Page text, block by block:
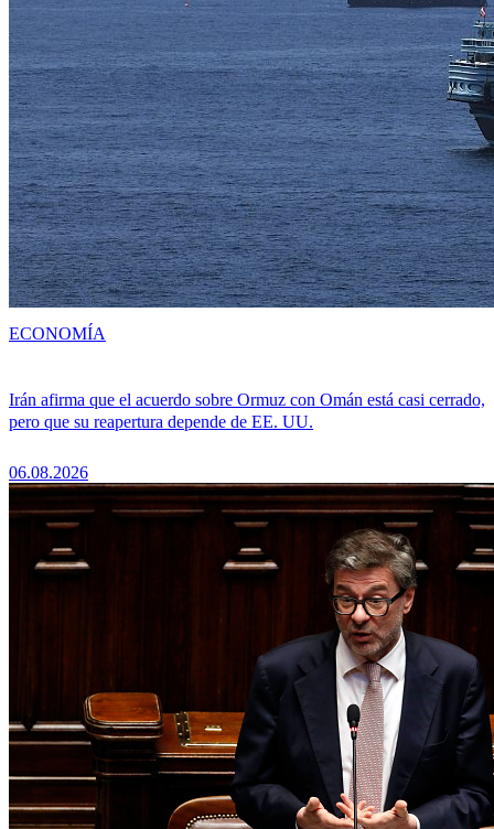
Irán afirma que el acuerdo sobre Ormuz con Omán está casi cerrado,
pero que su reapertura depende de EE. UU.
06.08.2026
ECONOMÍA